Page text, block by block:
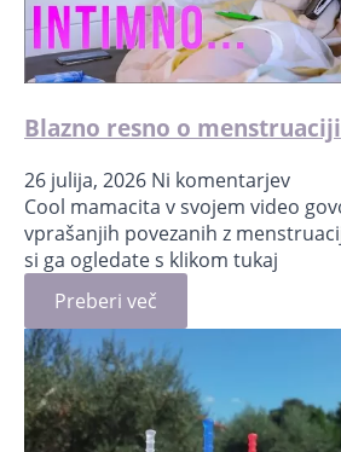
Blazno resno o menstruaciji
26 julija, 2026 Ni komentarjev
Cool mamacita v svojem video
vprašanjih povezanih z
si ga ogledate s klikom tukaj
Preberi več